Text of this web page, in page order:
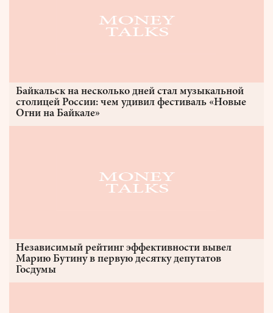
Байкальск на несколько дней стал музыкальной
столицей России: чем удивил фестиваль «Новые
Огни на Байкале»
Независимый рейтинг эффективности вывел
Марию Бутину в первую десятку депутатов
Госдумы